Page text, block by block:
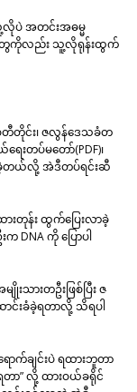
ပဲ အတင်းအဓမ္မ
လူတွေကိုလည်း သူ့လိုရုန်းထွက်
တီတိုင်း၊ ဇလွန်ဒေသခံတ
တပ်မတော်(PDF)၊
တယ်လို့ အဲဒီတပ်ရင်းဆီ
ားတုန်း ထွက်ပြေးလာခဲ့
ကို ပြောပါ
ားတဦးဖြစ်ပြီး ဇ
င်းခံခဲ့ရတာလို့ သိရပါ
က်ချင်းပဲ ရထားဘူတာ
ရတာ” လို့ ထားဝယ်ခရိုင်